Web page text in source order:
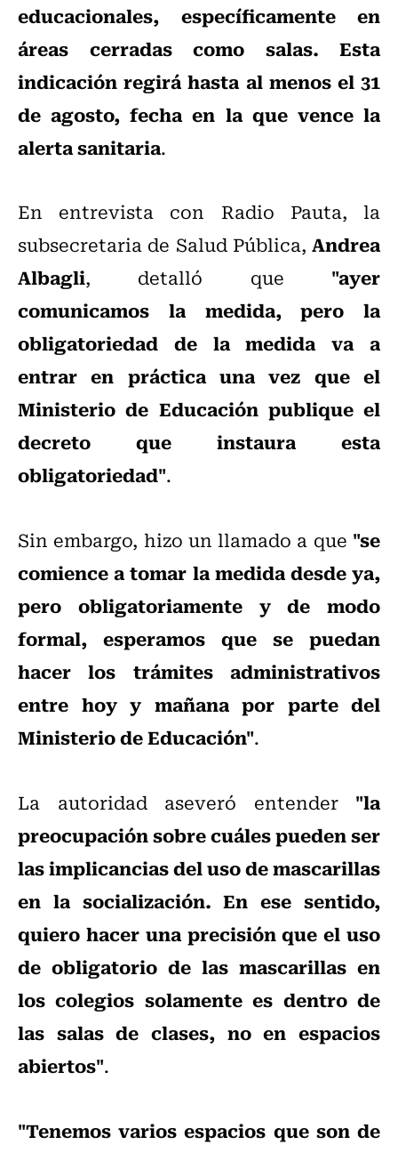
educacionales, específicamente en
áreas cerradas como salas. Esta
indicación regirá hasta al menos el 31
de agosto, fecha en la que vence la
alerta sanitaria.
En entrevista con Radio Pauta, la
subsecretaria de Salud Pública, Andrea
Albagli, detalló que "ayer
comunicamos la medida, pero la
obligatoriedad de la medida va a
entrar en práctica una vez que el
Ministerio de Educación publique el
decreto que instaura esta
obligatoriedad".
Sin embargo, hizo un llamado a que "se
comience a tomar la medida desde ya,
pero obligatoriamente y de modo
formal, esperamos que se puedan
hacer los trámites administrativos
entre hoy y mañana por parte del
Ministerio de Educación".
La autoridad aseveró entender"la
preocupación sobre cuáles pueden ser
las implicancias del uso de mascarillas
en la socialización. En ese sentido,
quiero hacer una precisión que el uso
de obligatorio de las mascarillas en
los colegios solamente es dentro de
las salas de clases, no en espacios
abiertos".
"Tenemos varios espacios que son de